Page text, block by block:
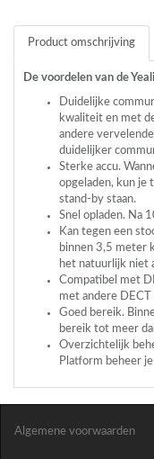
Product omschrijving
De voordelen van de
Duidelijke
kwaliteit en met
andere
duidelijker
Sterke accu.
opgeladen, kun
stand-by staan.
Snel opladen. Na
Kan tegen een
binnen 3,5 meter
het natuurlijk niet
Compatibel met
met andere DECT
Goed bereik.
bereik tot meer
Overzichtelijk
Platform beheer
Algemene voorwaarden